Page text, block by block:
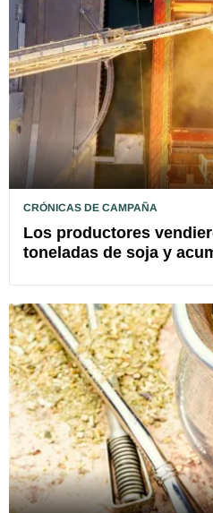
CRÓNICAS DE CAMPAÑA
Los productores
toneladas de soja y